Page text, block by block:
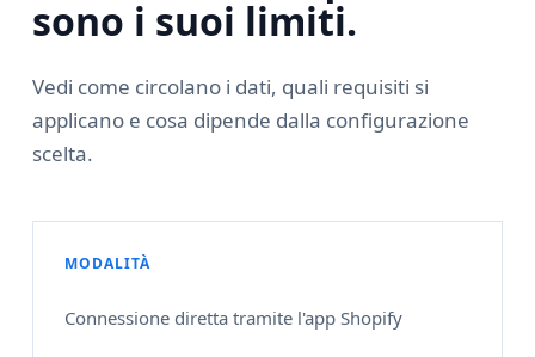
sono i suoi limiti.
Vedi come circolano i dati, quali requisiti si
applicano e cosa dipende dalla configurazione
scelta.
MODALITÀ
Connessione diretta tramite l'app Shopify